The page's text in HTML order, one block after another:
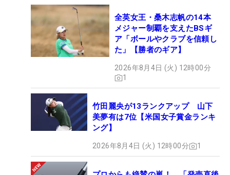
全英女王・桑木志帆の14本
メジャー制覇を支えたBSギ
ア「ボールやクラブを信頼し
た」【勝者のギア】
2026年8月4日 (火) 12時00分
1
竹田麗央が13ランクアップ 山下
美夢有は7位【米国女子賞金ランキ
ング】
2026年8月4日 (火) 12時00分 1